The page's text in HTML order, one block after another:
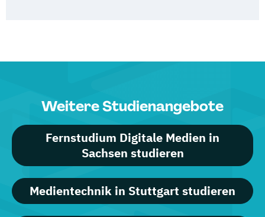
Weitere Studienangebote
Fernstudium Digitale Medien in
Sachsen studieren
Medientechnik in Stuttgart studieren